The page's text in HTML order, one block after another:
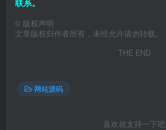
© 版权声明
文章版权归作者所有，未经允许请勿转载。
THE END
网站源码
喜欢就支持一下吧